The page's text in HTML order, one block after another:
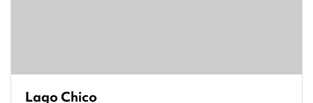
Lago Chico